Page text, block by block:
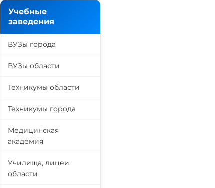
Учебные
заведения
ВУЗы города
ВУЗы области
Техникумы области
Техникумы города
Медицинская
академия
Училища, лицеи
области